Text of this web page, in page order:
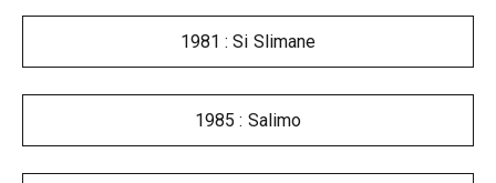
1981 : Si Slimane
1985 : Salimo